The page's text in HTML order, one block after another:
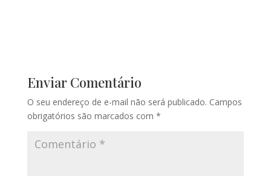
Enviar Comentário
O seu endereço de e-mail não será publicado. Campos
obrigatórios são marcados com *